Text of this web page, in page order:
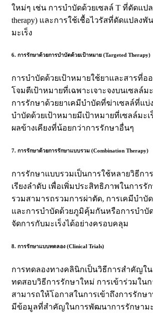
ใหม่ๆ เช่น การบำบัดด้วยเซลล์ T ที่ดัดแป
therapy) และการใช้เชื้อไวรัสที่ดัดแปลงพั
มะเร็ง
6. การรักษาด้วยการบำบัดด้วยเป้าหมาย (Targeted Therapy)
การบำบัดด้วยเป้าหมายใช้ยาและสารที่อ
โจมตีเป้าหมายที่เฉพาะเจาะจงบนเซลล์ม
การรักษาด้วยยาเคมีบำบัดที่ฆ่าเซลล์ที่แบ่
บำบัดด้วยเป้าหมายมีเป้าหมายที่เซลล์มะ
ผลข้างเคียงที่น้อยกว่าการรักษาอื่นๆ
7. การรักษาด้วยการรักษาแบบรวม (Combination Therapy)
การรักษาแบบรวมเป็นการใช้หลายวิธีก
เรียงลำดับ เพื่อเพิ่มประสิทธิภาพในการรั
รวมสามารถรวมการผ่าตัด, การเคมีบำบั
และการบำบัดด้วยภูมิคุ้มกันหรือการบำบัด
จัดการกับมะเร็งได้อย่างครอบคลุม
8. การรักษาแบบทดลอง (Clinical Trials)
การทดลองทางคลินิกเป็นวิธีการสำคัญใ
ทดสอบวิธีการรักษาใหม่ การเข้าร่วมใน
สามารถให้โอกาสในการเข้าถึงการรักษ
มีข้อมูลที่สำคัญในการพัฒนาการรักษาม